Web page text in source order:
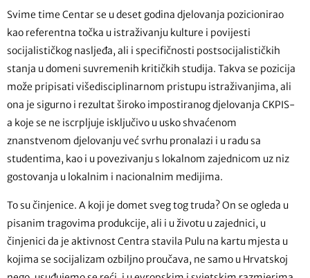
Svime time Centar se u deset godina djelovanja pozicionirao
kao referentna točka u istraživanju kulture i povijesti
socijalističkog nasljeđa, ali i specifičnosti postsocijalističkih
stanja u domeni suvremenih kritičkih studija. Takva se pozicija
može pripisati višedisciplinarnom pristupu istraživanjima, ali
ona je sigurno i rezultat široko impostiranog djelovanja CKPIS-
a koje se ne iscrpljuje isključivo u usko shvaćenom
znanstvenom djelovanju već svrhu pronalazi i u radu sa
studentima, kao i u povezivanju s lokalnom zajednicom uz niz
gostovanja u lokalnim i nacionalnim medijima.
To su činjenice. A koji je domet sveg tog truda? On se ogleda u
pisanim tragovima produkcije, ali i u životu u zajednici, u
činjenici da je aktivnost Centra stavila Pulu na kartu mjesta u
kojima se socijalizam ozbiljno proučava, ne samo u Hrvatskoj